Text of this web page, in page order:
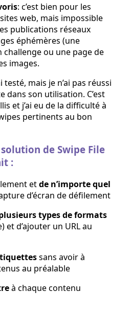
: c’est bien pour les
web, mais impossible
publications réseaux
éphémères (une
challenge ou une page de
images.
testé, mais je n’ai pas réussi
dans son utilisation. C’est
et j’ai eu de la difficulté à
pertinents au bon
de Swipe File
:
etde n’importe quel
d’écran de défilement
types de formats
et d’ajouter un URL au
sans avoir à
au préalable
à chaque contenu